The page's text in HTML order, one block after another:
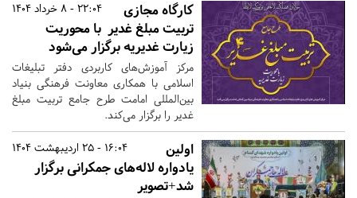
22:04 - 8 خرداد 1404
کارگاه مجازی
تربیت مبلغ غدیر با محوریت
زیارت غدیریه برگزار می‌شود
مرکز آموزش‌های کاربردی دفتر تبلیغات
اسلامی با همکاری معاونت فرهنگی بنیاد
بین‌المللی امامت طرح جامع تربیت مبلغ
غدیر را برگزار می‌کند.
16:04 - 25 اردیبهشت 1404
اولین
یادواره لاله‌های جمکرانی برگزار
شد+تصویر